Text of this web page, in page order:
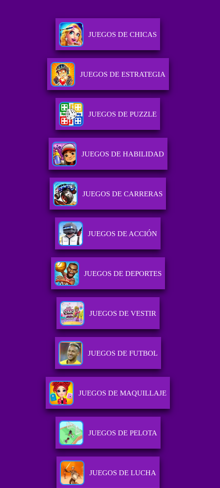
JUEGOS DE CHICAS
JUEGOS DE ESTRATEGIA
JUEGOS DE PUZZLE
JUEGOS DE HABILIDAD
JUEGOS DE CARRERAS
JUEGOS DE ACCIÓN
JUEGOS DE DEPORTES
JUEGOS DE VESTIR
JUEGOS DE FUTBOL
JUEGOS DE MAQUILLAJE
JUEGOS DE PELOTA
JUEGOS DE LUCHA